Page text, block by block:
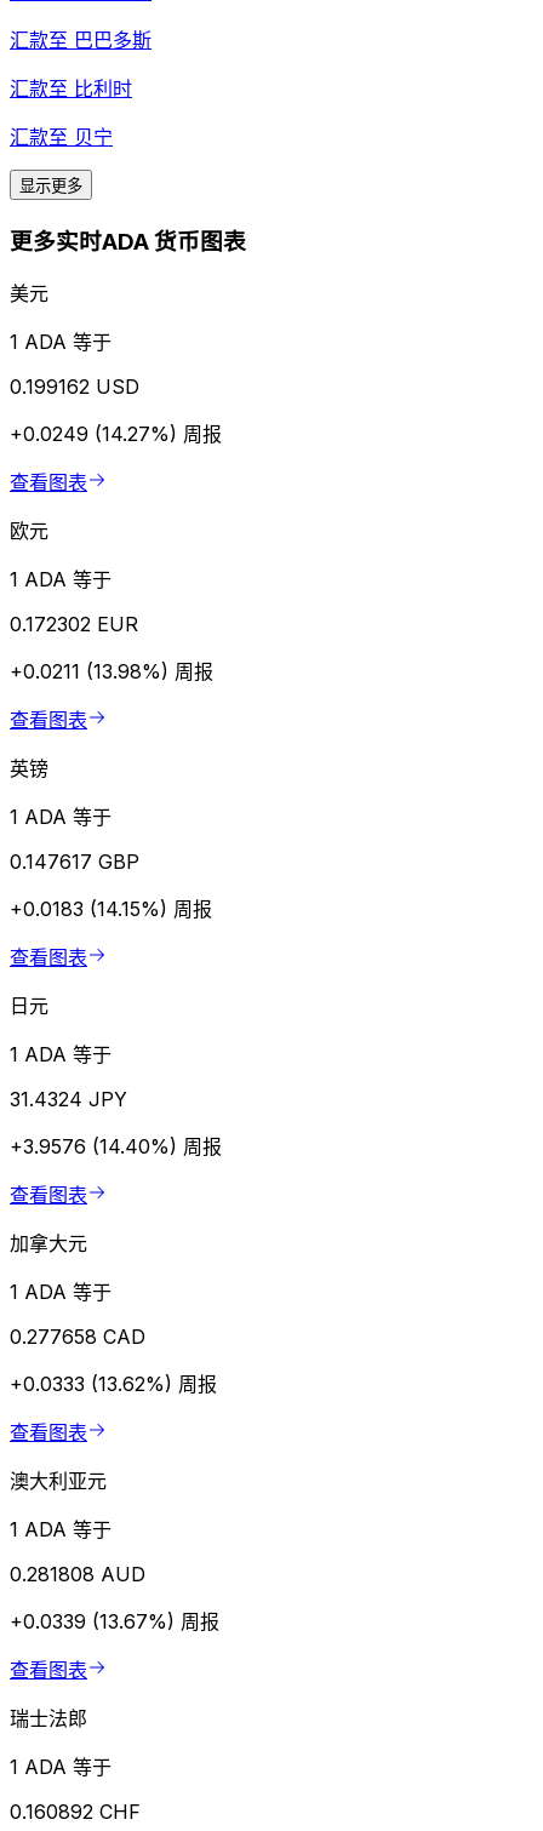
汇款至 巴巴多斯
汇款至 比利时
汇款至 贝宁
显示更多
更多实时ADA 货币图表
美元
1 ADA 等于
0.199162 USD
+0.0249 (14.27%) 周报
查看图表
欧元
1 ADA 等于
0.172302 EUR
+0.0211 (13.98%) 周报
查看图表
英镑
1 ADA 等于
0.147617 GBP
+0.0183 (14.15%) 周报
查看图表
日元
1 ADA 等于
31.4324 JPY
+3.9576 (14.40%) 周报
查看图表
加拿大元
1 ADA 等于
0.277658 CAD
+0.0333 (13.62%) 周报
查看图表
澳大利亚元
1 ADA 等于
0.281808 AUD
+0.0339 (13.67%) 周报
查看图表
瑞士法郎
1 ADA 等于
0.160892 CHF